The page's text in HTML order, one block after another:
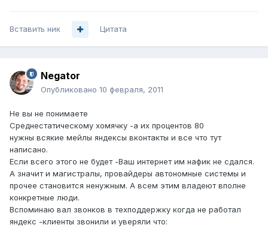
Вставить ник Цитата
Negator
Опубликовано 10 февраля, 2011
Не вы не понимаете
Среднестатическому хомячку -а их процентов 80
нужны всякие мейлы яндексы вконтакты и все что тут
написано.
Если всего этого не будет -Ваш интернет им нафик не сдался.
А значит и магистралы, провайдеры автономные системы и
прочее становится ненужным. А всем этим владеют вполне
конкретные люди.
Вспоминаю вал звонков в техподдержку когда не работал
яндекс -клиенты звонили и уверяли что: